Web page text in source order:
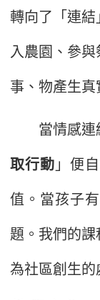
轉向了「連
入農園、參
事、物產生真
當情感連
取行動 」便
值。當孩子
題。我們的
為社區創生的